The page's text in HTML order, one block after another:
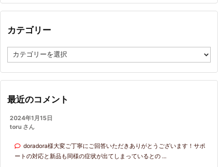
イ
カテゴリー
テ
リ
最近のコメント
2024年1月15日
toru さん
doradora様大変ご丁寧にご回答いただきありがとうございます！サポ
ートの対応と新品も同様の症状が出てしまっているとの ...